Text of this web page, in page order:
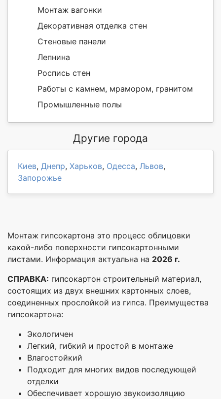
Монтаж вагонки
Декоративная отделка стен
Стеновые панели
Лепнина
Роспись стен
Работы с камнем, мрамором, гранитом
Промышленные полы
Другие города
Киев, Днепр, Харьков, Одесса, Львов,
Запорожье
Монтаж гипсокартона это процесс облицовки
какой-либо поверхности гипсокартонными
листами. Информация актуальна на 2026 г.
СПРАВКА: гипсокартон строительный материал,
состоящих из двух внешних картонных слоев,
соединенных прослойкой из гипса. Преимущества
гипсокартона:
Экологичен
Легкий, гибкий и простой в монтаже
Влагостойкий
Подходит для многих видов последующей
отделки
Обеспечивает хорошую звукоизоляцию